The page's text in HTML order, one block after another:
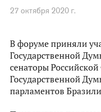
27 октября 2020 г.
В форуме приняли
Государственной
сенаторы
Государственной
парламентов